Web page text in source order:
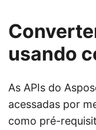
usando
As APIs do
acessadas por
como pré-